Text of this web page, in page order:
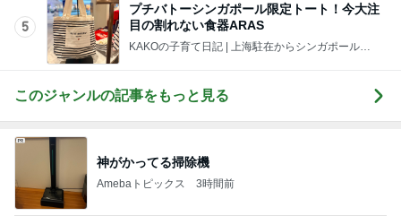
5
プチバトーシンガポール限定トート！今大注
目の割れない食器ARAS
KAKOの子育て日記 | 上海駐在からシンガポール駐
このジャンルの記事をもっと見る
神がかってる掃除機
Amebaトピックス 3時間前